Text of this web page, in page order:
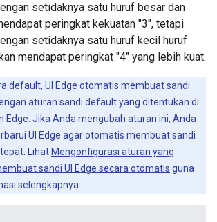
setidaknya satu huruf besar dan
peringkat kekuatan "3", tetapi
setidaknya satu huruf kecil huruf
mendapat peringkat "4" yang lebih kuat.
default, UI Edge otomatis membuat sandi
aturan sandi default yang ditentukan di
Edge. Jika Anda mengubah aturan ini, Anda
UI Edge agar otomatis membuat sandi
Lihat Mengonfigurasi aturan yang
sandi UI Edge secara otomatis guna
selengkapnya.